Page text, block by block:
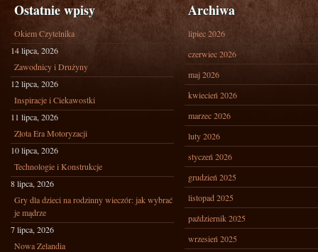
Ostatnie wpisy
Okiem Czytelnika
14 lipca, 2026
Zawodnicy i Drużyny
12 lipca, 2026
Inspiracje i Ciekawostki
11 lipca, 2026
Złota Era Motoryzacji
10 lipca, 2026
Technologie i Konstrukcje
8 lipca, 2026
Gry dla dzieci na rodzinny wieczór: jak wybrać
je mądrze
7 lipca, 2026
Nowa Zelandia
Archiwa
lipiec 2026
czerwiec 2026
maj 2026
kwiecień 2026
marzec 2026
luty 2026
styczeń 2026
grudzień 2025
listopad 2025
październik 2025
wrzesień 2025